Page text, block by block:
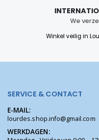
We
Winkel veilig in
SERVICE & CONTACT
E-MAIL:
lourdes.shop.info@gmail.com
WERKDAGEN: